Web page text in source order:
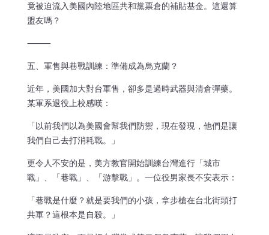
竟被迫流入美國內陸地區共和黨票倉的補貼基金。這還算
盟友嗎？
⸻
五、軍售與巷戰訓練：準備成為烏克蘭？
近年，美國加大對台軍售，卻多是過時武器與清倉彈藥。
某軍系退役上校感嘆：
「以前我們以為美國會幫我們防禦，現在發現，他們是讓
我們自己去打消耗戰。」
更令人不安的是，美方教官開始訓練台灣進行「城市
戰」、「巷戰」、「游擊戰」。一位役男家長不安表示：
「巷戰是什麼？就是要我們的小孩，拿步槍在台北街頭打
共軍？這根本是自殺。」